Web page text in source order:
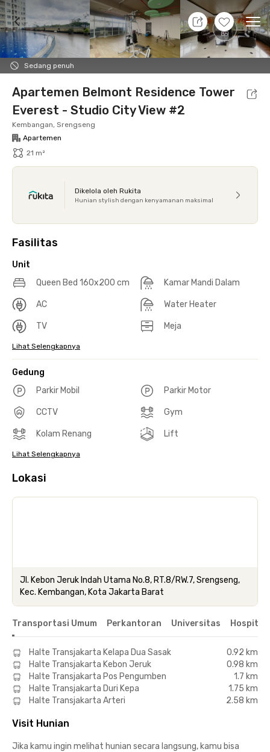
+12
Sedang penuh
8 Agt 26 - Belum tahu
Foto Fasilitas bersama Lokasi Aturan
Apartemen Belmont Residence Tower
Everest - Studio City View #2
Kembangan, Srengseng
Apartemen
21 m²
Dikelola oleh Rukita
Hunian stylish dengan kenyamanan maksimal
Fasilitas
Unit
Queen Bed 160x200 cm
Kamar Mandi Dalam
AC Water Heater
TV Meja
Lihat Selengkapnya
Gedung
Parkir Mobil
Parkir Motor
CCTV Gym
Kolam Renang Lift
Lihat Selengkapnya
Lokasi
Jl. Kebon Jeruk Indah Utama No.8, RT.8/RW.7, Srengseng,
Kec. Kembangan, Kota Jakarta Barat
Transportasi Umum Perkantoran Universitas Hospital
Halte Transjakarta Kelapa Dua Sasak
0.92 km
Halte Transjakarta Kebon Jeruk
0.98 km
Halte Transjakarta Pos Pengumben
1.7 km
Halte Transjakarta Duri Kepa
1.75 km
Halte Transjakarta Arteri
2.58 km
Visit Hunian
Jika kamu ingin melihat hunian secara langsung, kamu bisa